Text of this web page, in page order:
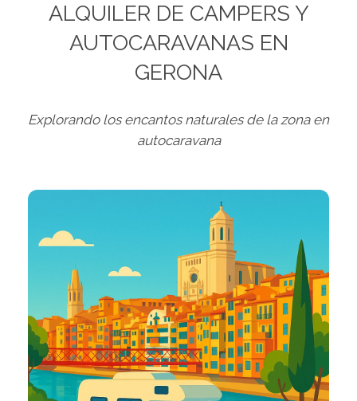
ALQUILER DE CAMPERS Y
AUTOCARAVANAS EN
GERONA
Explorando los encantos naturales de la zona en
autocaravana